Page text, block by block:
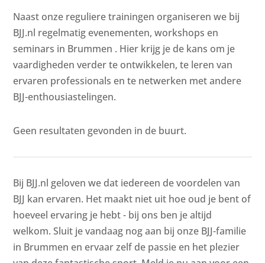
Naast onze reguliere trainingen organiseren we bij
BJJ.nl regelmatig evenementen, workshops en
seminars in Brummen . Hier krijg je de kans om je
vaardigheden verder te ontwikkelen, te leren van
ervaren professionals en te netwerken met andere
BJJ-enthousiastelingen.
Geen resultaten gevonden in de buurt.
Bij BJJ.nl geloven we dat iedereen de voordelen van
BJJ kan ervaren. Het maakt niet uit hoe oud je bent of
hoeveel ervaring je hebt - bij ons ben je altijd
welkom. Sluit je vandaag nog aan bij onze BJJ-familie
in Brummen en ervaar zelf de passie en het plezier